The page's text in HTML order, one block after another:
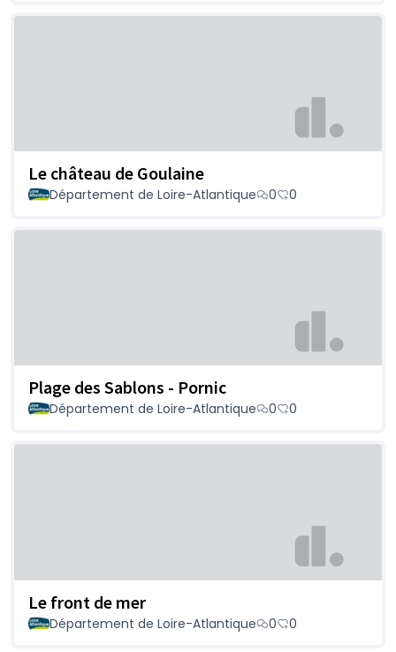
Le château de Goulaine
Département de Loire-Atlantique 0 0
Plage des Sablons - Pornic
Département de Loire-Atlantique 0 0
Le front de mer
Département de Loire-Atlantique 0 0